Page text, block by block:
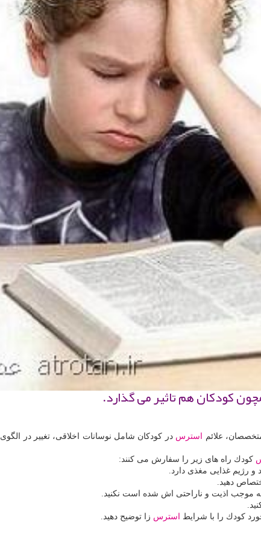
كودكان هم تاثیر می گذارد.
علائم استرس در كودكان شامل نوسانات اخلاقی، تغییر در الگوی
كودك راه های زیر را سفارش می كنند:
رژیم غذایی مغذی دارد.
دهید.
موجب اذیت و ناراحتی اش شده است نكنید.
كودك را با شرایط استرس زا توضیح دهید.